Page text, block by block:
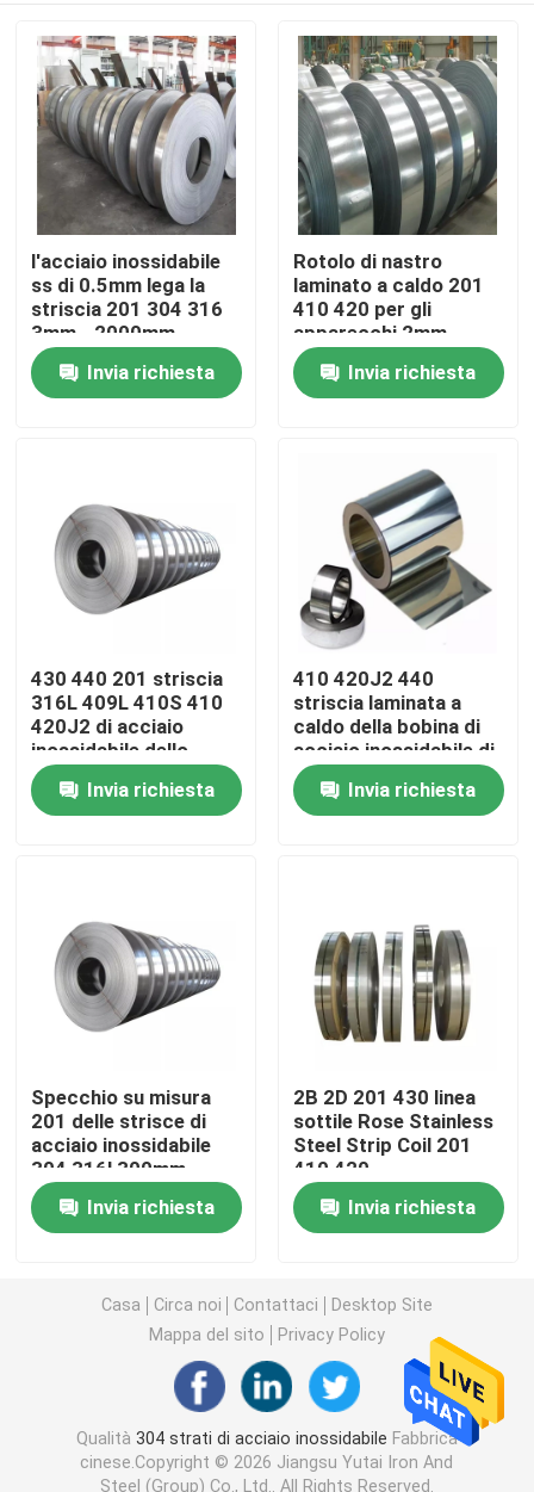
Casa
Prodotti
Giro della fabbrica
Contattici
Richieda una citazione
Strato di acciaio inossidabile 316
Strato di acciaio inossidabile 201
strato di acciaio inossidabile 309
Bobina laminata a caldo di acciaio inossidabile
tubo d'acciaio saldato
tubo d'acciaio senza cuciture
Acciaio inossidabile Rod
l'acciaio inossidabile
ss di 0.5mm lega la
striscia 201 304 316
3mm - 2000mm
Invia richiesta
Rotolo di nastro
laminato a caldo 201
410 420 per gli
apparecchi 2mm-
600mm
Invia richiesta
430 440 201 striscia
316L 409L 410S 410
420J2 di acciaio
inossidabile dello
specchio 316
Invia richiesta
410 420J2 440
striscia laminata a
caldo della bobina di
acciaio inossidabile di
430 specchi
Invia richiesta
Specchio su misura
201 delle strisce di
acciaio inossidabile
304 316l 300mm
decorativi
Invia richiesta
2B 2D 201 430 linea
sottile Rose Stainless
Steel Strip Coil 201
410 420
Invia richiesta
Casa Circa noi Contattaci
Desktop Site
Mappa del sito
Privacy Policy
Qualità 304 strati di acciaio inossidabile Fabbrica
cinese.Copyright © 2026 Jiangsu Yutai Iron And
Steel (Group) Co., Ltd.. All Rights Reserved.